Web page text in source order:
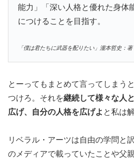
能力」「深い人格と優れた身体
につけることを目指す。
「僕は君たちに武器を配りたい」瀧本哲史：著
とーってもまとめて言ってしまうと
つけろ。それを継続して様々な人
広げ、自分の人格を広げよと私は
リベラル・アーツは自由の学問と
のメディアで載っていたことや父